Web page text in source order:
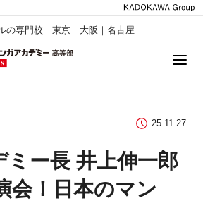
の専門校 東京｜大阪｜名古屋
25.11.27
ミー長 井上伸一郎
会！日本のマン